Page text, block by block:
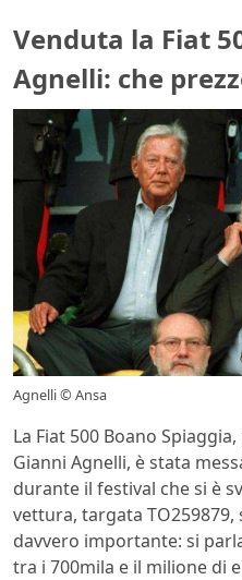
Venduta la Fiat
Agnelli: che
Agnelli © Ansa
La Fiat 500 Boano
Gianni Agnelli, è stata
durante il festival che si è
vettura, targata
davvero importante: si
tra i 700mila e il milione di